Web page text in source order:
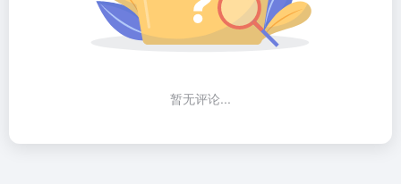
暂无评论...